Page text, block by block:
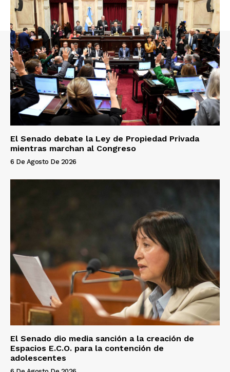
El Senado debate la Ley de Propiedad Privada
mientras marchan al Congreso
6 De Agosto De 2026
El Senado dio media sanción a la creación de
Espacios E.C.O. para la contención de
adolescentes